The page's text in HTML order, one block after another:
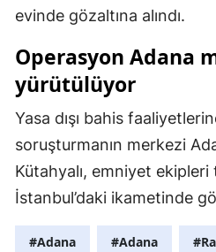
evinde gözaltına alındı.
Operasyon Adana
yürütülüyor
Yasa dışı bahis
soruşturmanın merkezi
Kütahyalı, emniyet ekipleri
İstanbul’daki ikametinde
#Adana #Adana